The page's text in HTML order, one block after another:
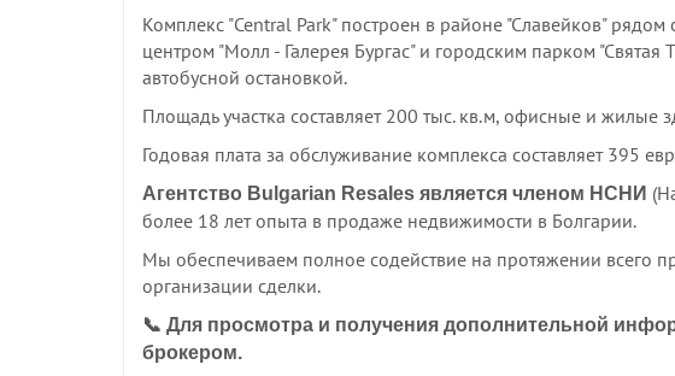
Комплекс "Central Park" построен в районе "Славейков"
центром "Молл - Галерея Бургас" и городским парком
автобусной остановкой.
Площадь участка составляет 200 тыс. кв.м, офисные и
Годовая плата за обслуживание комплекса составляет 395
Агентство Bulgarian Resales является членом НСНИ
более 18 лет опыта в продаже недвижимости в Болгарии.
Мы обеспечиваем полное содействие на протяжении всего
организации сделки.
📞 Для просмотра и получения дополнительной
брокером.